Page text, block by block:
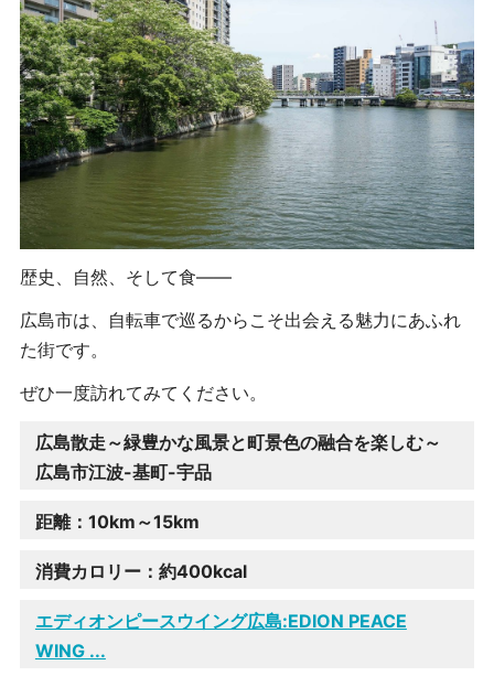
歴史、自然、そして食――
広島市は、自転車で巡るからこそ出会える魅力にあふれ
た街です。
ぜひ一度訪れてみてください。
広島散走～緑豊かな風景と町景色の融合を楽しむ～
広島市江波-基町-宇品
距離：10km～15km
消費カロリー：約400kcal
エディオンピースウイング広島:EDION PEACE
WING ...